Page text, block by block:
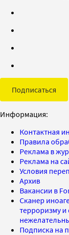
Подписаться
Информация:
Контактная
Правила
Реклама в
Реклама на
Условия
Архив
Вакансии в
Сканер
терроризму
Подписка на